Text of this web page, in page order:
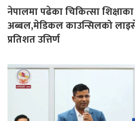
नेपालमा पढेका चिकित्सा शिक्षाका
अब्बल,मेडिकल काउन्सिलको
प्रतिशत उत्तिर्ण